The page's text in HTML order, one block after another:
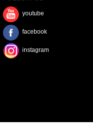
youtube
facebook
instagram